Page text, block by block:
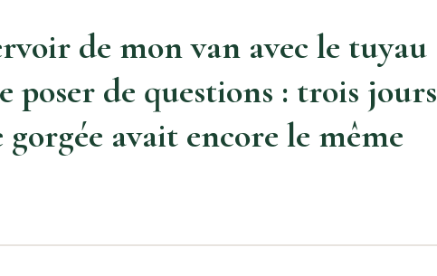
de mon van avec le tuyau
poser de questions : trois jours
avait encore le même